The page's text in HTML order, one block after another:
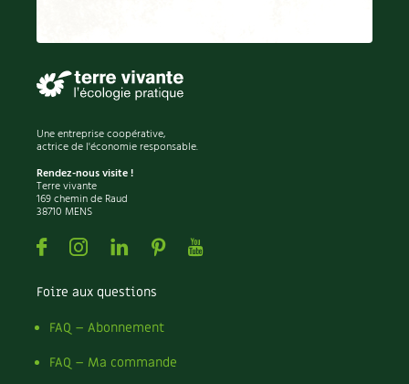
Une entreprise coopérative,
actrice de l'économie responsable.
Rendez-nous visite !
Terre vivante
169 chemin de Raud
38710 MENS
FacebookInstagramLinkedin
PinterestYoutube
Foire aux questions
FAQ – Abonnement
FAQ – Ma commande